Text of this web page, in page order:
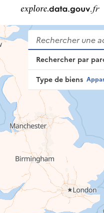
Rechercher
Rechercher par
Identifiant complet de
Ou composez-le pas à
Département
Type de biens
Appartements
Appartements
Maisons
Locaux